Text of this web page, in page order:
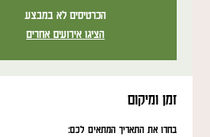
הכרטיסים לא במבצע
הציגו אירועים אחרים
זמן ומיקום
בחרו את התאריך המתאים לכם: